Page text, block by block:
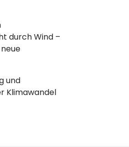
durch Wind –
und
Klimawandel